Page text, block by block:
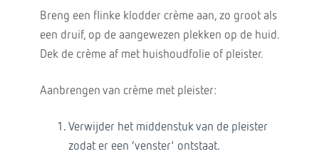
Breng een flinke klodder crème aan, zo groot als
een druif, op de aangewezen plekken op de huid.
Dek de crème af met huishoudfolie of pleister.
Aanbrengen van crème met pleister:
Verwijder het middenstuk van de pleister
zodat er een ‘venster' ontstaat.